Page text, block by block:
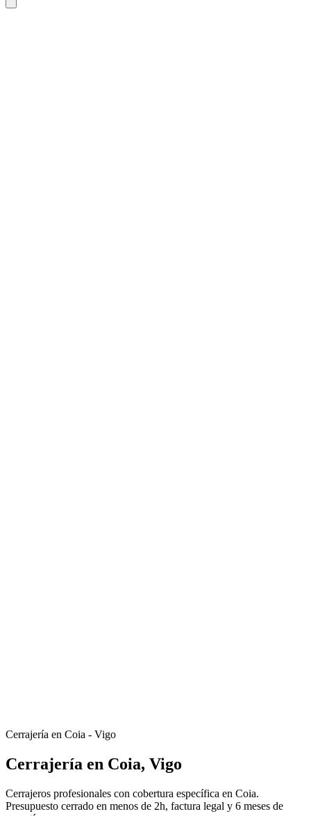
Cerrajería en Coia - Vigo
Cerrajería en Coia, Vigo
Cerrajeros profesionales con cobertura específica en Coia.
Presupuesto cerrado en menos de 2h, factura legal y 6 meses de